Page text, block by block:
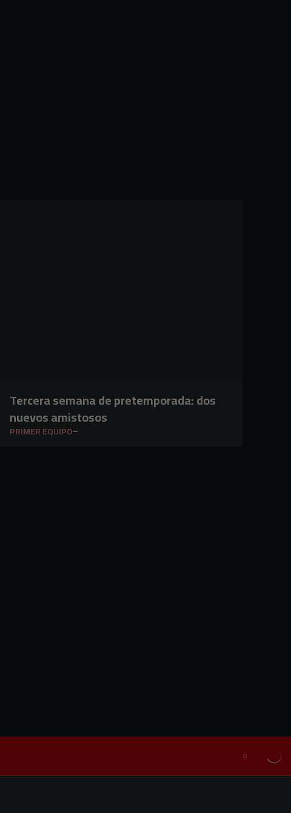
Tercera semana de pretemporada: dos
nuevos amistosos
PRIMER EQUIPO